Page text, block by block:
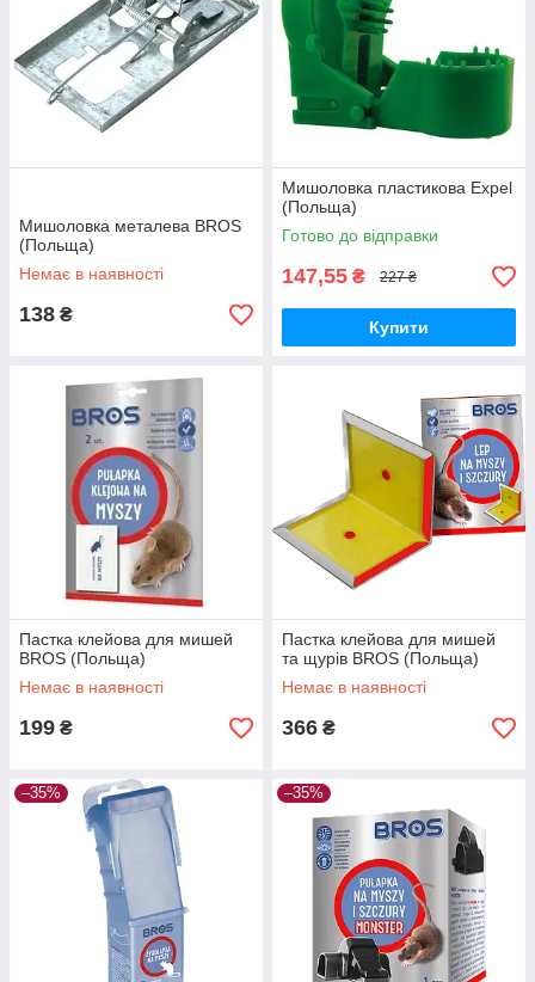
Мишоловка металева BROS
(Польща)
Немає в наявності
138 ₴
Мишоловка пластикова Expel
(Польща)
Готово до відправки
147,55 ₴ 227 ₴
Купити
Пастка клейова для мишей
BROS (Польща)
Немає в наявності
199 ₴
Пастка клейова для мишей
та щурів BROS (Польща)
Немає в наявності
366 ₴
–35% –35%